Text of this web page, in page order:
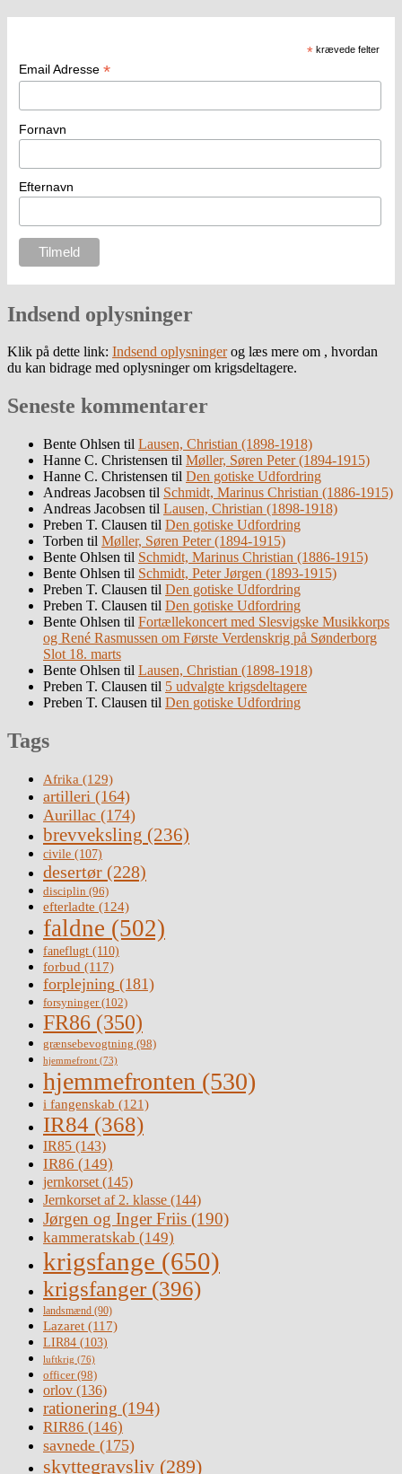
* krævede felter
Email Adresse *
Fornavn
Efternavn
Indsend oplysninger
Klik på dette link: Indsend oplysningerog læs mere om , hvordan
du kan bidrage med oplysninger om krigsdeltagere.
Seneste kommentarer
Bente Ohlsen til Lausen, Christian (1898-1918)
Hanne C. Christensen til Møller, Søren Peter (1894-1915)
Hanne C. Christensen til Den gotiske Udfordring
Andreas Jacobsen til Schmidt, Marinus Christian (1886-1915)
Andreas Jacobsen til Lausen, Christian (1898-1918)
Preben T. Clausen til Den gotiske Udfordring
Torben til Møller, Søren Peter (1894-1915)
Bente Ohlsen til Schmidt, Marinus Christian (1886-1915)
Bente Ohlsen til Schmidt, Peter Jørgen (1893-1915)
Preben T. Clausen til Den gotiske Udfordring
Preben T. Clausen til Den gotiske Udfordring
Bente Ohlsen til Fortællekoncert med Slesvigske Musikkorps
og René Rasmussen om Første Verdenskrig på Sønderborg
Slot 18. marts
Bente Ohlsen til Lausen, Christian (1898-1918)
Preben T. Clausen til 5 udvalgte krigsdeltagere
Preben T. Clausen til Den gotiske Udfordring
Tags
Afrika (129)
artilleri (164)
Aurillac (174)
brevveksling (236)
civile (107)
desertør (228)
disciplin (96)
efterladte (124)
faldne (502)
faneflugt (110)
forbud (117)
forplejning (181)
forsyninger(102)
FR86 (350)
grænsebevogtning (98)
hjemmefront (73)
hjemmefronten (530)
i fangenskab (121)
IR84 (368)
IR85 (143)
IR86 (149)
jernkorset(145)
Jernkorset af 2. klasse (144)
Jørgen og Inger Friis (190)
kammeratskab (149)
krigsfange (650)
krigsfanger (396)
landsmænd (90)
Lazaret (117)
LIR84 (103)
luftkrig (76)
officer(98)
orlov (136)
rationering (194)
RIR86 (146)
savnede (175)
skyttegravsliv (289)